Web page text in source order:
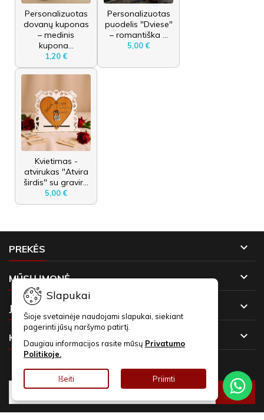
Personalizuotas
dovanų kuponas
– medinis
kupona...
1,20 €
Personalizuotas
puodelis "Dviese"
– romantiška ...
5,00 €
Kvietimas -
atvirukas "Atvira
širdis" su gravir...
5,00 €
PREKĖS 
MŪSŲ ĮMONĖ 
JŪSŲ PASKYRA 
KONTAKTAI 
Slapukai
Šioje svetainėje naudojami slapukai, siekiant
pagerinti jūsų naršymo patirtį.
Daugiau informacijos rasite mūsų Privatumo
Politikoje.
Išeiti Priimti
NAUJIENLAIŠKIAI